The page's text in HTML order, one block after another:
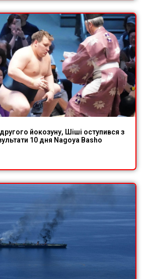
йокозуну, Шіші оступився з
10 дня Nagoya Basho